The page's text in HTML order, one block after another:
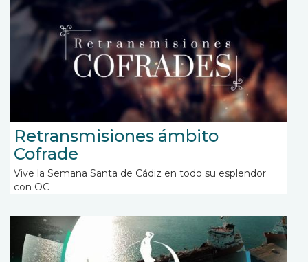
Retransmisiones ámbito
Cofrade
Vive la Semana Santa de Cádiz en todo su esplendor
con OC